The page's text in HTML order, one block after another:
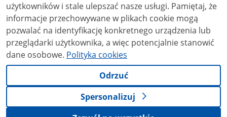
użytkowników i stale ulepszać nasze usługi. Pamiętaj, że
informacje przechowywane w plikach cookie mogą
pozwalać na identyfikację konkretnego urządzenia lub
przeglądarki użytkownika, a więc potencjalnie stanowić
dane osobowe. Polityka cookies
Odrzuć
Spersonalizuj